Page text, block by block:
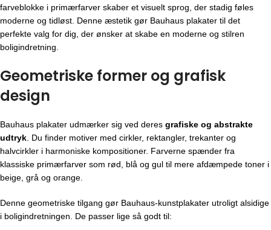
farveblokke i primærfarver skaber et visuelt sprog, der stadig føles
moderne og tidløst. Denne æstetik gør Bauhaus plakater til det
perfekte valg for dig, der ønsker at skabe en moderne og stilren
boligindretning.
Geometriske former og grafisk
design
Bauhaus plakater udmærker sig ved deres grafiske og abstrakte
udtryk . Du finder motiver med cirkler, rektangler, trekanter og
halvcirkler i harmoniske kompositioner. Farverne spænder fra
klassiske primærfarver som rød, blå og gul til mere afdæmpede toner i
beige, grå og orange.
Denne geometriske tilgang gør Bauhaus-kunstplakater utroligt alsidige
i boligindretningen. De passer lige så godt til: